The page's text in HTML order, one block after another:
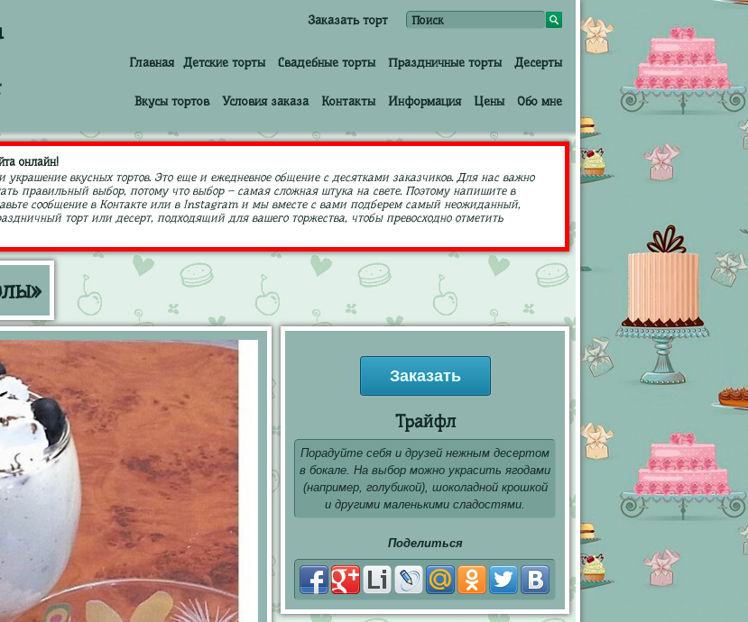
Заказать торт
Главная Детские торты Свадебные торты Праздничные торты Десерты
Вкусы тортов Условия заказа Контакты Информация Цены Обо мне
онлайн!
украшение вкусных тортов. Это еще и ежедневное общение с десятками заказчиков. Для нас важно
правильный выбор, потому что выбор – самая сложная штука на свете. Поэтому напишите в
сообщение в Контакте или в Instagram и мы вместе с вами подберем самый неожиданный,
торт или десерт, подходящий для вашего торжества, чтобы превосходно отметить
Заказать
Трайфл
Порадуйте себя и друзей нежным десертом
в бокале. На выбор можно украсить ягодами
(например, голубикой), шоколадной крошкой
и другими маленькими сладостями.
Поделиться